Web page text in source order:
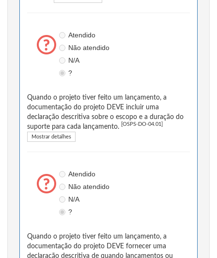
Atendido
Não atendido
N/A
?
Quando o projeto tiver feito um lançamento, a
documentação do projeto DEVE incluir uma
declaração descritiva sobre o escopo e a duração do
suporte para cada lançamento.
[OSPS-DO-04.01]
Mostrar detalhes
Atendido
Não atendido
N/A
?
Quando o projeto tiver feito um lançamento, a
documentação do projeto DEVE fornecer uma
declaração descritiva de quando lançamentos ou